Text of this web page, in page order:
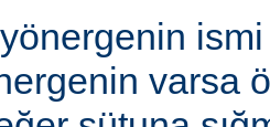
varsa